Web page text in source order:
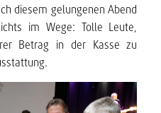
diesem gelungenen Abend
im Wege: Tolle Leute,
Betrag in der Kasse zu